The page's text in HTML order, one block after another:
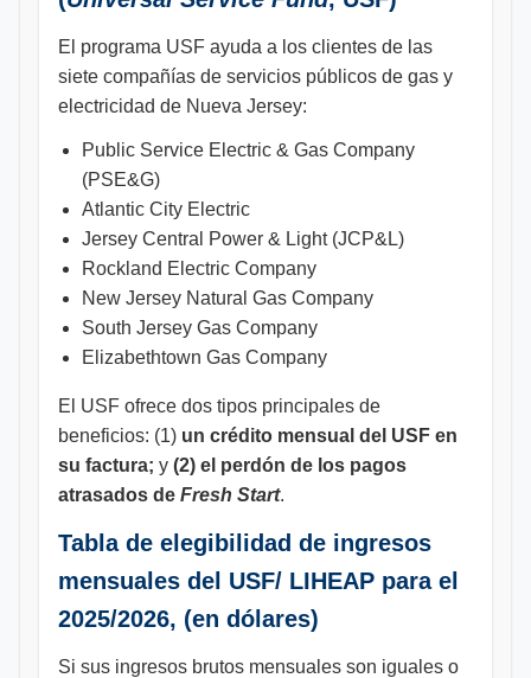
El programa USF ayuda a los clientes de las
siete compañías de servicios públicos de gas y
electricidad de Nueva Jersey:
Public Service Electric & Gas Company
(PSE&G)
Atlantic City Electric
Jersey Central Power & Light (JCP&L)
Rockland Electric Company
New Jersey Natural Gas Company
South Jersey Gas Company
Elizabethtown Gas Company
El USF ofrece dos tipos principales de
beneficios: (1) un crédito mensual del USF en
su factura; y (2) el perdón de los pagos
atrasados de Fresh Start.
Tabla de elegibilidad de ingresos
mensuales del USF/ LIHEAP para el
2025/2026, (en dólares)
Si sus ingresos brutos mensuales son iguales o